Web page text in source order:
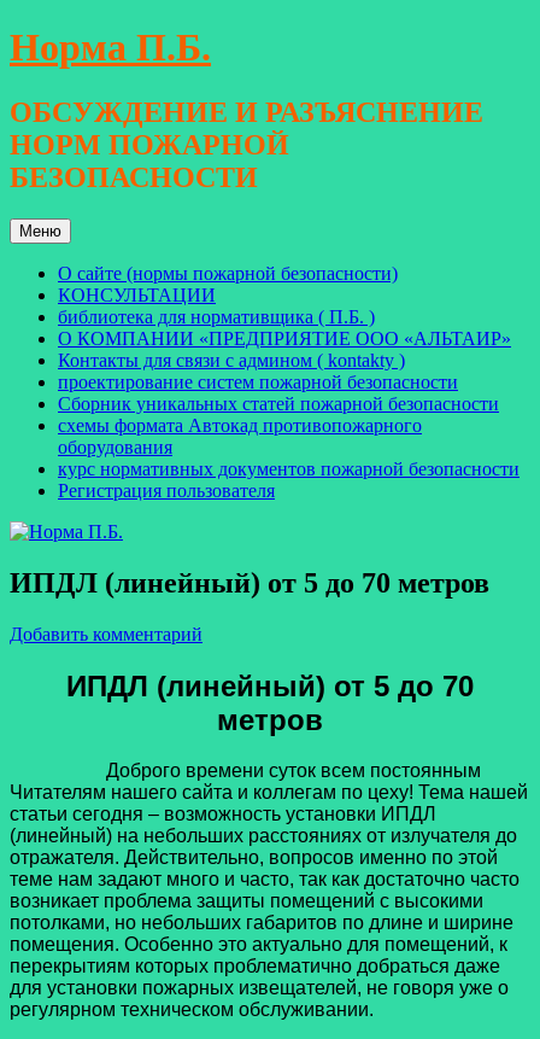
Перейти
к
Норма П.Б.
ОБСУЖДЕНИЕ И РАЗЪЯСНЕНИЕ
НОРМ ПОЖАРНОЙ
БЕЗОПАСНОСТИ
Меню
О сайте (нормы пожарной безопасности)
КОНСУЛЬТАЦИИ
библиотека для нормативщика ( П.Б. )
О КОМПАНИИ «ПРЕДПРИЯТИЕ ООО «АЛЬТАИР»
Контакты для связи с админом ( kontakty )
проектирование систем пожарной безопасности
Сборник уникальных статей пожарной безопасности
схемы формата Автокад противопожарного
оборудования
курс нормативных документов пожарной безопасности
Регистрация пользователя
ИПДЛ (линейный) от 5 до 70 метров
Добавить комментарий
ИПДЛ (линейный) от 5 до 70
метров
Доброго времени суток всем постоянным
Читателям нашего сайта и коллегам по цеху! Тема нашей
статьи сегодня – возможность установки ИПДЛ
(линейный) на небольших расстояниях от излучателя до
отражателя. Действительно, вопросов именно по этой
теме нам задают много и часто, так как достаточно часто
возникает проблема защиты помещений с высокими
потолками, но небольших габаритов по длине и ширине
помещения. Особенно это актуально для помещений, к
перекрытиям которых проблематично добраться даже
для установки пожарных извещателей, не говоря уже о
регулярном техническом обслуживании.